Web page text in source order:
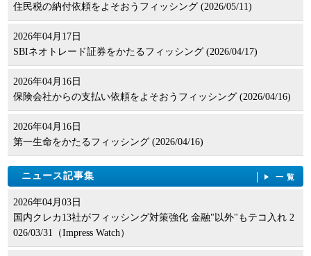
住民税の納付依頼をよそおうフィッシング (2026/05/11)
2026年04月17日
SBIネオトレード証券をかたるフィッシング (2026/04/17)
2026年04月16日
保険会社からの支払い依頼をよそおうフィッシング (2026/04/16)
2026年04月16日
第一生命をかたるフィッシング (2026/04/16)
ニュース記事集 一覧
2026年04月03日
国内クレカ13社がフィッシング対策強化 金融"以外"もテコ入れ 2
026/03/31（Impress Watch）